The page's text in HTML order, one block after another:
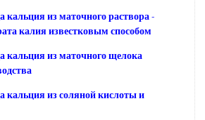
кальция из маточного раствора -
калия известковым способом
кальция из маточного щелока
кальция из соляной кислоты и